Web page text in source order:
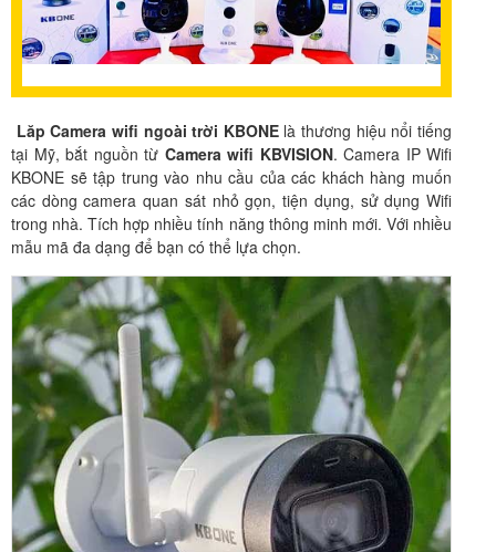
Lăp Camera wifi ngoài trời KBONElà thương hiệu nổi tiếng
tại Mỹ, bắt nguồn từ Camera wifi KBVISION. Camera IP Wifi
KBONE sẽ tập trung vào nhu cầu của các khách hàng muốn
các dòng camera quan sát nhỏ gọn, tiện dụng, sử dụng Wifi
trong nhà. Tích hợp nhiều tính năng thông minh mới. Với nhiều
mẫu mã đa dạng để bạn có thể lựa chọn.